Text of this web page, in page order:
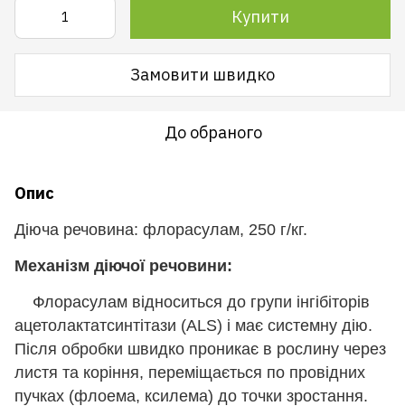
Купити
Замовити швидко
До обраного
Опис
Діюча речовина: флорасулам, 250 г/кг.
Механізм діючої речовини:
Флорасулам відноситься до групи інгібіторів
ацетолактатсинтітази (ALS) і має системну дію.
Після обробки швидко проникає в рослину через
листя та коріння, переміщається по провідних
пучках (флоема, ксилема) до точки зростання.